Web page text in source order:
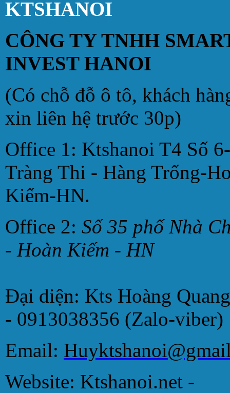
KTSHANOI
CÔNG TY TNHH
INVEST HANOI
(Có chỗ đỗ ô tô, khách
xin liên hệ trước 30p)
Office 1: Ktshanoi T4 Số
Tràng Thi - Hàng Trống-
Kiếm-HN.
Office 2: Số 35 phố Nhà
- Hoàn Kiếm - HN
Đại diện: Kts Hoàng
- 0913038356 (Zalo-viber)
Email:
Website: Ktshanoi.net -